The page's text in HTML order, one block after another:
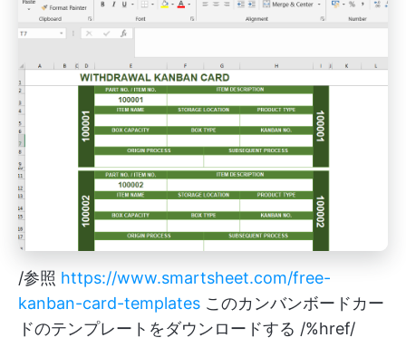
/参照 https://www.smartsheet.com/free-
kanban-card-templates このカンバンボードカー
ドのテンプレートをダウンロードする /%href/